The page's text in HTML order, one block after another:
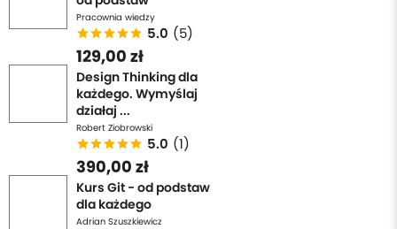
Pracownia wiedzy
5.0 (5)
129,00 zł
Design Thinking dla
każdego. Wymyślaj
działaj ...
Robert Ziobrowski
5.0 (1)
390,00 zł
Kurs Git - od podstaw
dla każdego
Adrian Szuszkiewicz